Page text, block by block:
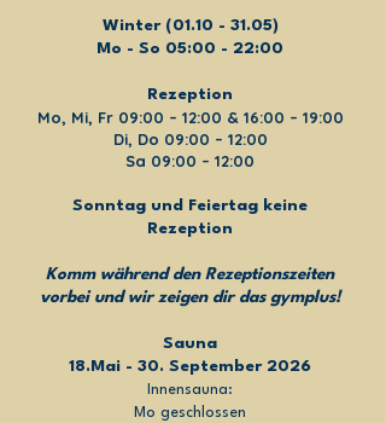
Winter (01.10 - 31.05)
Mo - So 05:00 - 22:00
Rezeption
Mo, Mi, Fr 09:00 – 12:00 & 16:00 – 19:00
Di, Do 09:00 – 12:00
Sa 09:00 – 12:00
Sonntag und Feiertag keine
Rezeption
Komm während den Rezeptionszeiten
vorbei und wir zeigen dir das gymplus!
Sauna
18.Mai - 30. September 2026
Innensauna:
Mo geschlossen